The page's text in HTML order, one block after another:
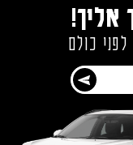
אליך!
כולם